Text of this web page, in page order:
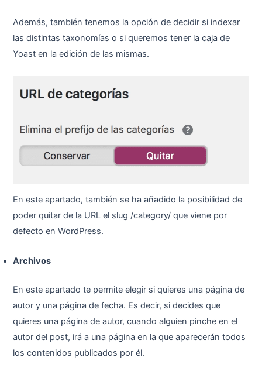
Además, también tenemos la opción de decidir si indexar
las distintas taxonomías o si queremos tener la caja de
Yoast en la edición de las mismas.
En este apartado, también se ha añadido la posibilidad de
poder quitar de la URL el slug /category/ que viene por
defecto en WordPress.
Archivos
En este apartado te permite elegir si quieres una página de
autor y una página de fecha. Es decir, si decides que
quieres una página de autor, cuando alguien pinche en el
autor del post, irá a una página en la que aparecerán todos
los contenidos publicados por él.